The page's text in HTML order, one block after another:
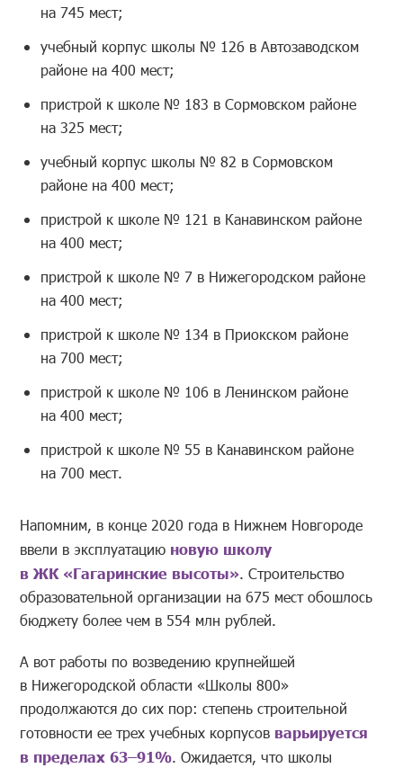
на 745 мест;
учебный корпус школы № 126 в Автозаводском
районе на 400 мест;
пристрой к школе № 183 в Сормовском районе
на 325 мест;
учебный корпус школы № 82 в Сормовском
районе на 400 мест;
пристрой к школе № 121 в Канавинском районе
на 400 мест;
пристрой к школе № 7 в Нижегородском районе
на 400 мест;
пристрой к школе № 134 в Приокском районе
на 700 мест;
пристрой к школе № 106 в Ленинском районе
на 400 мест;
пристрой к школе № 55 в Канавинском районе
на 700 мест.
Напомним, в конце 2020 года в Нижнем Новгороде
ввели в эксплуатацию новую школу
в ЖК «Гагаринские высоты». Строительство
образовательной организации на 675 мест обошлось
бюджету более чем в 554 млн рублей.
А вот работы по возведению крупнейшей
в Нижегородской области «Школы 800»
продолжаются до сих пор: степень строительной
готовности ее трех учебных корпусов варьируется
в пределах 63–91%. Ожидается, что школы